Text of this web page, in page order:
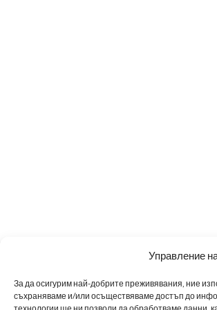
Управление
За да осигурим най-добрите преживявания, ние
съхраняваме и/или осъществяваме достъп до